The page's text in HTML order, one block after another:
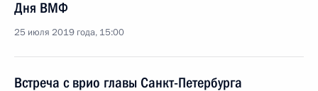
Дня ВМФ
25 июля 2019 года, 15:00
Встреча с врио главы Санкт-Петербурга